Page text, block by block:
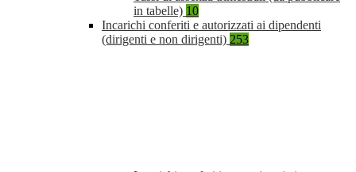
in tabelle) 10
Incarichi conferiti e autorizzati ai dipendenti
(dirigenti e non dirigenti) 253